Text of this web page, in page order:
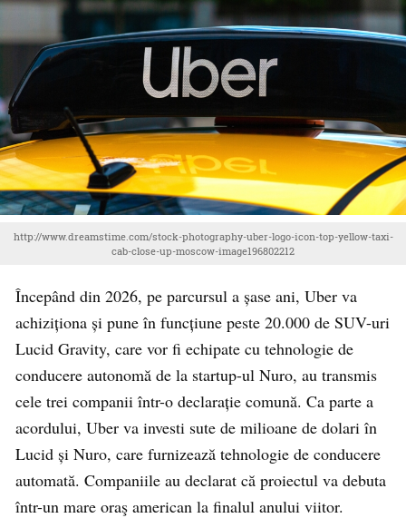
http://www.dreamstime.com/stock-photography-uber-logo-icon-top-yellow-taxi-
cab-close-up-moscow-image196802212
Începând din 2026, pe parcursul a șase ani, Uber va
achiziționa și pune în funcțiune peste 20.000 de SUV-uri
Lucid Gravity, care vor fi echipate cu tehnologie de
conducere autonomă de la startup-ul Nuro, au transmis
cele trei companii într-o declarație comună. Ca parte a
acordului, Uber va investi sute de milioane de dolari în
Lucid și Nuro, care furnizează tehnologie de conducere
automată. Companiile au declarat că proiectul va debuta
într-un mare oraş american la finalul anului viitor.